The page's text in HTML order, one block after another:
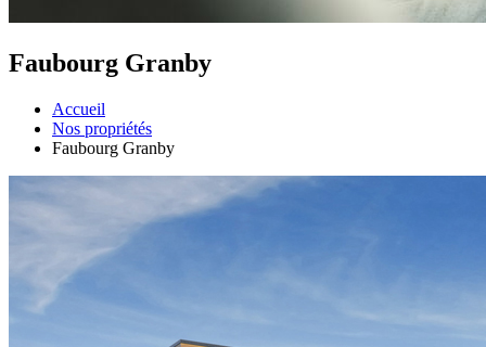
Faubourg Granby
Accueil
Nos propriétés
Faubourg Granby